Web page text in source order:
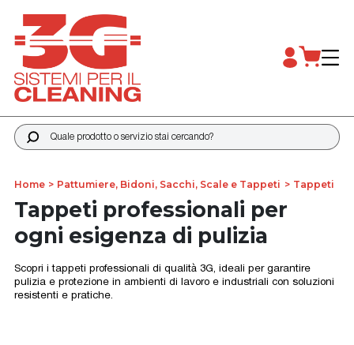
Quale prodotto o servizio stai cercando?
Home Pattumiere, Bidoni, Sacchi, Scale e Tappeti Tappeti
Tappeti professionali per
ogni esigenza di pulizia
Scopri i tappeti professionali di qualità 3G, ideali per garantire
pulizia e protezione in ambienti di lavoro e industriali con soluzioni
resistenti e pratiche.